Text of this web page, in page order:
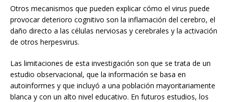
Otros mecanismos que pueden explicar cómo el virus puede
provocar deterioro cognitivo son la inflamación del cerebro, el
daño directo a las células nerviosas y cerebrales y la activación
de otros herpesvirus.
Las limitaciones de esta investigación son que se trata de un
estudio observacional, que la información se basa en
autoinformes y que incluyó a una población mayoritariamente
blanca y con un alto nivel educativo. En futuros estudios, los